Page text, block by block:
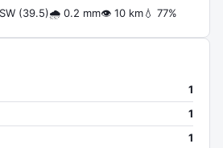
(39.5)🌧 0.2 mm👁 10 km💧 77%
1
1
1